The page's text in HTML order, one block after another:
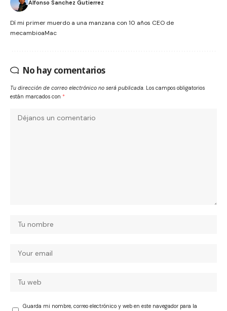
Alfonso Sanchez Gutierrez
Dí mi primer muerdo a una manzana con 10 años CEO de
mecambioaMac
No hay comentarios
Tu dirección de correo electrónico no será publicada. Los campos obligatorios
están marcados con *
Guarda mi nombre, correo electrónico y web en este navegador para la